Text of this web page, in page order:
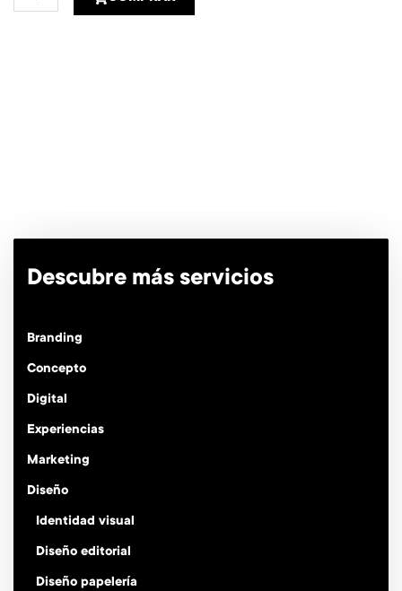
Descubre más servicios
Branding
Concepto
Digital
Experiencias
Marketing
Diseño
Identidad visual
Diseño editorial
Diseño papelería